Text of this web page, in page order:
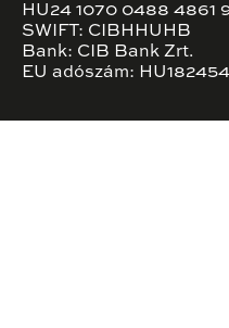
HU24 1070 0488 4861
SWIFT: CIBHHUHB
Bank: CIB Bank Zrt.
EU adószám: